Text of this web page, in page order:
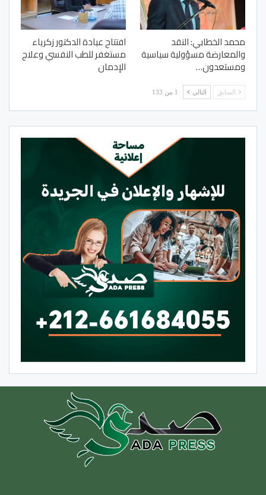
محمد الخطابي: النقد
والمعارضة مسؤولية سياسية
ومستعدون…
افتتاح عيادة الدكتور زكرياء
مستغفر للطب النفسي وعلاج
الإدمان
السابق التالي 1 من 133